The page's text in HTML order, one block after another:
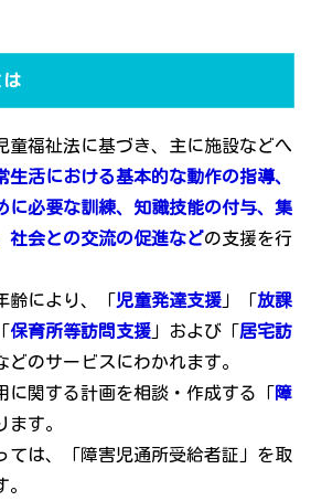
は
童福祉法に基づき、主に施設などへ
生活における基本的な動作の指導、
に必要な訓練、知識技能の付与、集
社会との交流の促進などの支援を行
齢により、「児童発達支援 」「放課
保育所等訪問支援 」および「居宅訪
どのサービスにわかれます。
に関する計画を相談・作成する「障
ます。
ては、「障害児通所受給者証」を取